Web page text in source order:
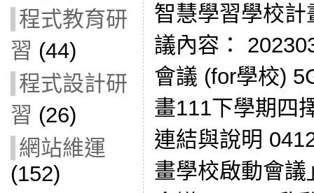
程式教育研
習 (44)
程式設計研
習 (26)
網站維運
(152)
智慧學習學校
議內容：
會議 (for學校)
畫111下學期四
連結與說明
畫學校啟動會